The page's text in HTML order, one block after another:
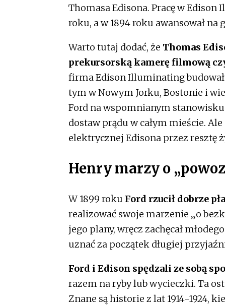
Thomasa Edisona. Pracę w
roku, a w 1894 roku awansował na
Warto tutaj dodać, że Thomas
prekursorską kamerę filmową
firma Edison Illuminating
tym w Nowym Jorku, Bostonie i
Ford na wspomnianym
dostaw prądu w całym mieście.
elektrycznej Edisona przez resztę
Henry marzy o
W 1899 roku Ford rzucił dobrze
realizować swoje marzenie „o
jego plany, wręcz zachęcał
uznać za początek długiej
Ford i Edison spędzali ze sobą
razem na ryby lub wycieczki. Ta
Znane są historie z lat 1914-1924,